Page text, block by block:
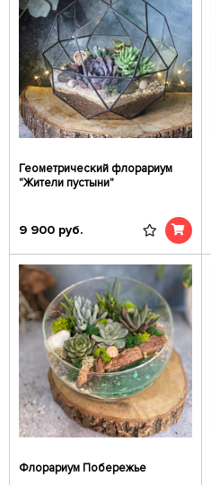
Геометрический флорариум
"Жители пустыни"
9 900 руб.
Флорариум Побережье